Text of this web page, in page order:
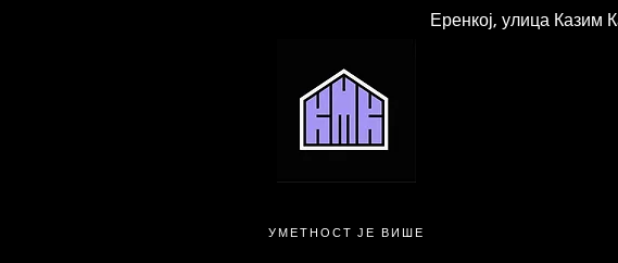
Еренкој, улица Казим
УМЕТНОСТ ЈЕ ВИШЕ